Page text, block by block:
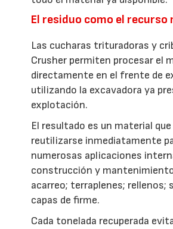
El residuo como el recurso
Las cucharas trituradoras y
Crusher permiten procesar el
directamente en el frente de
utilizando la excavadora ya
explotación.
El resultado es un material que
reutilizarse inmediatamente
numerosas aplicaciones
construcción y
acarreo; terraplenes; rellenos;
capas de firme.
Cada tonelada recuperada